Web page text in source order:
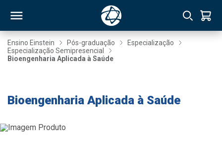
Ensino Einstein Pós-graduação
Especialização
Especialização Semipresencial
Bioengenharia Aplicada à Saúde
Bioengenharia Aplicada à Saúde